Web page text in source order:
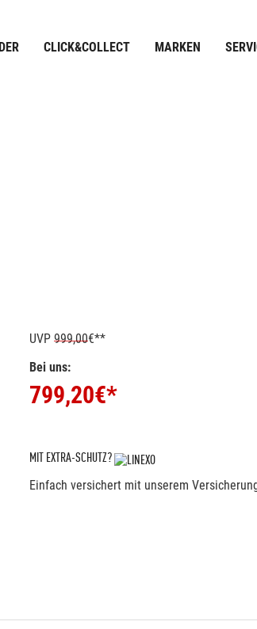
CLICK&COLLECT MARKEN
UVP 999,00€**
Bei uns:
799,20€*
MIT EXTRA-SCHUTZ?
Einfach versichert mit unserem